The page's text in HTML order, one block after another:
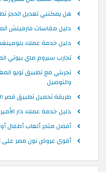
هل يمكنني تعديل الحجز
دليل مقاسات فارفيتش
دليل خدمة عملاء
تجارب سيروم ماي بيوتي
تجربتي مع تطبيق تويو
والتوصيل
طريقة تحميل تطبيق قصر
دليل خدمة عملاء دار
أفضل متجر ألعاب أطفال
أقوى عروض نون مصر على